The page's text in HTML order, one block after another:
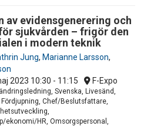
av evidensgenerering och
sjukvården – frigör den
i modern teknik
Jung, Marianne Larsson,
2023 10:30 - 11:15 F-Expo
Svenska, Livesänd,
Chef/Beslutsfattare,
ekonomi/HR, Omsorgspersonal,